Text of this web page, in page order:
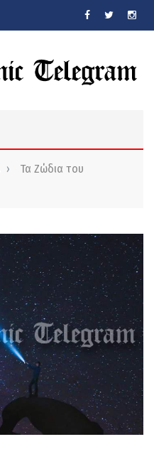
›
Τα Ζώδια του